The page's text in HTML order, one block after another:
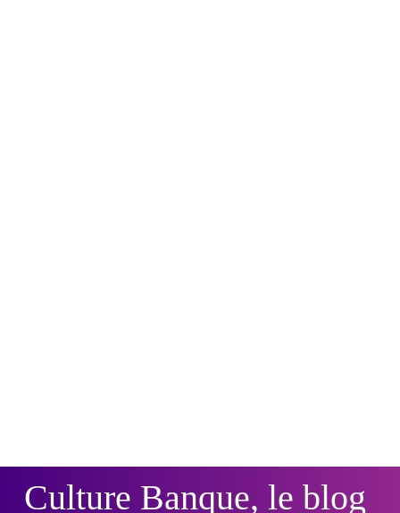
Culture Banque, le blog